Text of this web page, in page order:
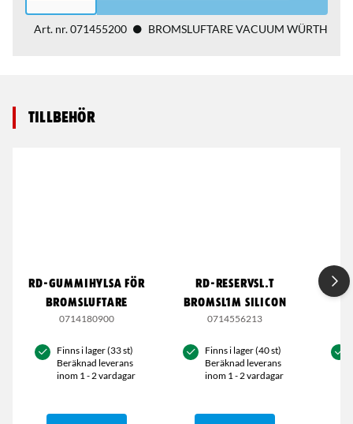
Art. nr.071455200 BROMSLUFTARE VACUUM WÜRTH
Tillbehör
RD-GUMMIHYLSA FÖR
BROMSLUFTARE
0714180900
Finns i lager (33 st)
Beräknad leverans
inom 1 - 2 vardagar
RD-RESERVSL.T
BROMSL1M SILICON
0714556213
Finns i lager (40 st)
Beräknad leverans
inom 1 - 2 vardagar